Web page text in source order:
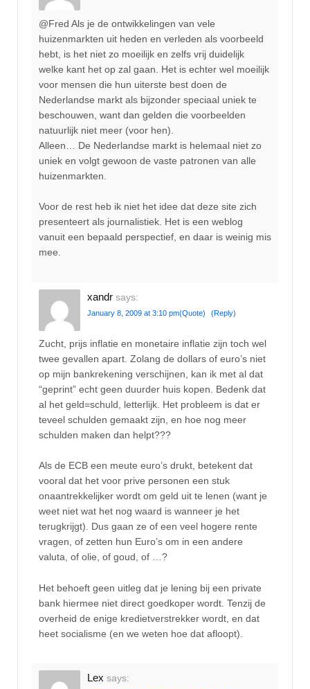
@Fred Als je de ontwikkelingen van vele
huizenmarkten uit heden en verleden als voorbeeld
hebt, is het niet zo moeilijk en zelfs vrij duidelijk
welke kant het op zal gaan. Het is echter wel moeilijk
voor mensen die hun uiterste best doen de
Nederlandse markt als bijzonder speciaal uniek te
beschouwen, want dan gelden die voorbeelden
natuurlijk niet meer (voor hen).
Alleen… De Nederlandse markt is helemaal niet zo
uniek en volgt gewoon de vaste patronen van alle
huizenmarkten.
Voor de rest heb ik niet het idee dat deze site zich
presenteert als journalistiek. Het is een weblog
vanuit een bepaald perspectief, en daar is weinig mis
mee.
xandr says:
January 8, 2009 at 3:10 pm(Quote) (Reply)
Zucht, prijs inflatie en monetaire inflatie zijn toch wel
twee gevallen apart. Zolang de dollars of euro’s niet
op mijn bankrekening verschijnen, kan ik met al dat
“geprint” echt geen duurder huis kopen. Bedenk dat
al het geld=schuld, letterlijk. Het probleem is dat er
teveel schulden gemaakt zijn, en hoe nog meer
schulden maken dan helpt???
Als de ECB een meute euro’s drukt, betekent dat
vooral dat het voor prive personen een stuk
onaantrekkelijker wordt om geld uit te lenen (want je
weet niet wat het nog waard is wanneer je het
terugkrijgt). Dus gaan ze of een veel hogere rente
vragen, of zetten hun Euro’s om in een andere
valuta, of olie, of goud, of …?
Het behoeft geen uitleg dat je lening bij een private
bank hiermee niet direct goedkoper wordt. Tenzij de
overheid de enige kredietverstrekker wordt, en dat
heet socialisme (en we weten hoe dat afloopt).
Lex says: